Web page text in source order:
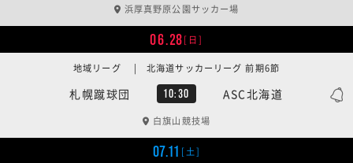
浜厚真野原公園サッカー場
06.28[日]
札幌蹴球団 10:30 ASC北海道
地域リーグ | 北海道サッカーリーグ 前期6節
白旗山競技場
07.11 [土]